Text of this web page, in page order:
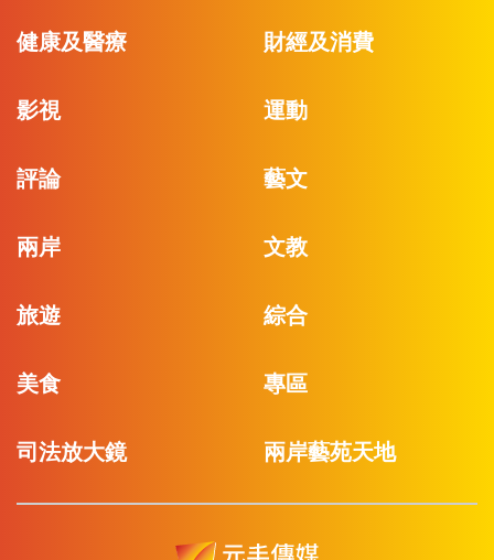
健康及醫療 財經及消費
影視 運動
評論 藝文
兩岸 文教
旅遊 綜合
美食 專區
司法放大鏡 兩岸藝苑天地